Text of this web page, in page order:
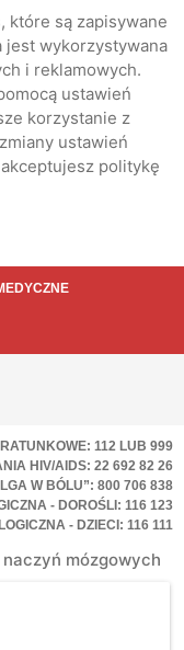
które są zapisywane
jest wykorzystywana
i reklamowych.
ustawień
korzystanie z
ustawień
politykę
RATUNKOWE: 112 LUB 999
HIV/AIDS: 22 692 82 26
W BÓLU”: 800 706 838
- DOROŚLI: 116 123
- DZIECI: 116 111
mózgowych